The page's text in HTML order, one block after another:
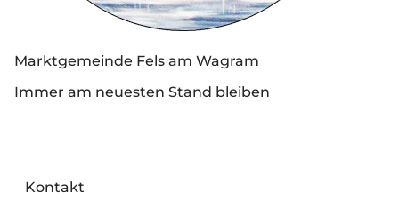
Marktgemeinde Fels am Wagram
Immer am neuesten Stand bleiben
Kontakt